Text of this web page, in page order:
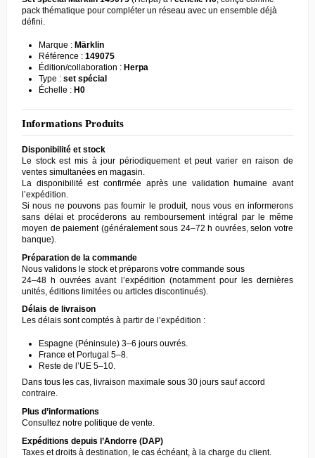
pack thématique pour compléter un réseau avec un ensemble déjà
défini.
Marque : Märklin
Référence : 149075
Édition/collaboration : Herpa
Type : set spécial
Échelle : H0
Informations Produits
Disponibilité et stock
Le stock est mis à jour périodiquement et peut varier en raison de
ventes simultanées en magasin.
La disponibilité est confirmée après une validation humaine avant
l’expédition.
Si nous ne pouvons pas fournir le produit, nous vous en informerons
sans délai et procéderons au remboursement intégral par le même
moyen de paiement (généralement sous 24–72 h ouvrées, selon votre
banque).
Préparation de la commande
Nous validons le stock et préparons votre commande sous
24–48 h ouvrées avant l’expédition (notamment pour les dernières
unités, éditions limitées ou articles discontinués).
Délais de livraison
Les délais sont comptés à partir de l’expédition :
Espagne (Péninsule) 3–6 jours ouvrés.
France et Portugal 5–8.
Reste de l’UE 5–10.
Dans tous les cas, livraison maximale sous 30 jours sauf accord
contraire.
Plus d’informations
Consultez notre politique de vente.
Expéditions depuis l’Andorre (DAP)
Taxes et droits à destination, le cas échéant, à la charge du client.